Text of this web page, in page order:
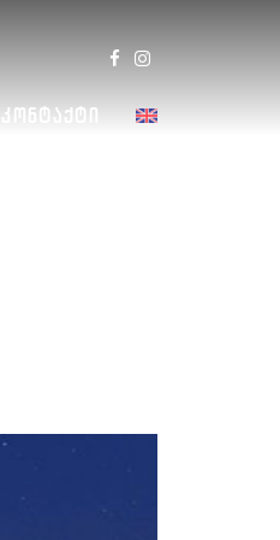
Კონტაქტი